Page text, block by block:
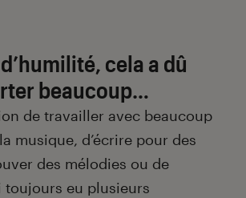
cela a dû
beaucoup…
de travailler avec beaucoup
musique, d’écrire pour des
des mélodies ou de
toujours eu plusieurs